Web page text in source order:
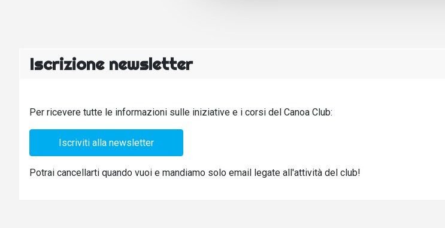
Iscrizione newsletter
Per ricevere tutte le informazioni sulle iniziative e i corsi del Canoa Club:
Iscriviti alla newsletter
Potrai cancellarti quando vuoi e mandiamo solo email legate all'attività del club!